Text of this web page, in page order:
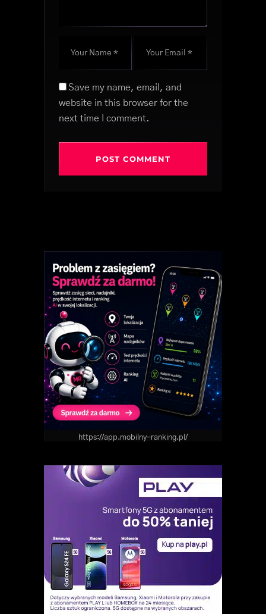
Save my name, email, and
website in this browser for the
next time I comment.
https://app.mobilny-ranking.pl/